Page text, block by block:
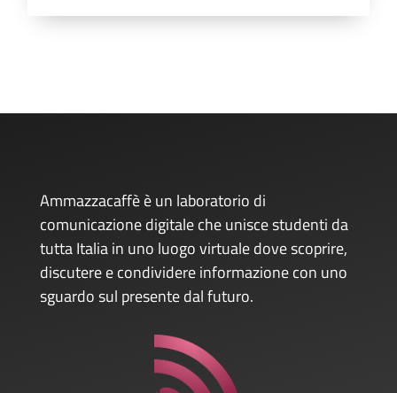
Ammazzacaffè è un laboratorio di
comunicazione digitale che unisce studenti da
tutta Italia in uno luogo virtuale dove scoprire,
discutere e condividere informazione con uno
sguardo sul presente dal futuro.